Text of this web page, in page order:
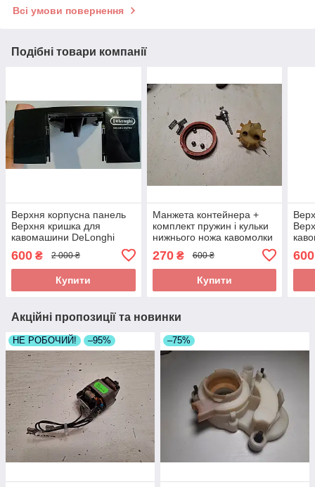
Всі умови повернення
Подібні товари компанії
Верхня корпусна панель
Верхня кришка для
кавомашини DeLonghi
600 ₴ 2 000 ₴
Купити
Манжета контейнера +
комплект пружин і кульки
нижнього ножа кавомолки
для кавомашини Delonghi
ECAM 23.460.B_2 б/у
270₴ 600 ₴
Купити
600
Акційні пропозиції та новинки
НЕ РОБОЧИЙ! –95% –75%